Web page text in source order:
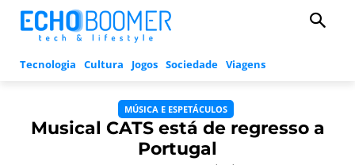
Tecnologia Cultura Jogos Sociedade Viagens
MÚSICA E ESPETÁCULOS
Musical CATS está de regresso a
Portugal